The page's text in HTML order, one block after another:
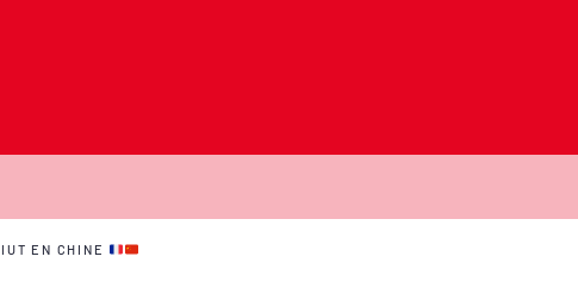
EN CHINE